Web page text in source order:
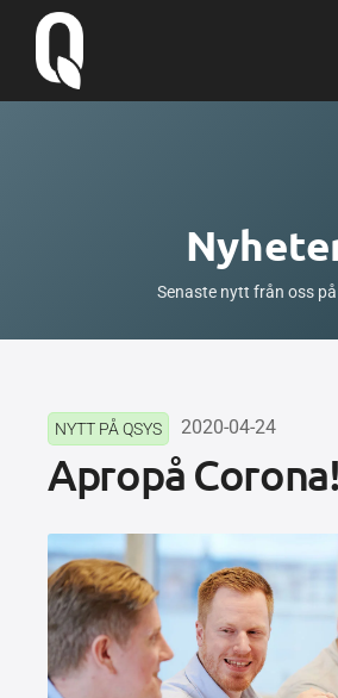
Senaste nytt från oss
NYTT PÅ QSYS 2020-04-24
Apropå Corona!